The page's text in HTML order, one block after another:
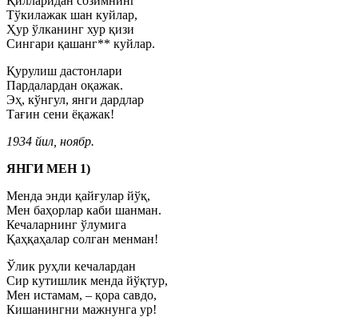
Тўкилажак шан куйлар,
Ҳур ўлканинг хур қизи
Сингари қашанг** куйлар.
Қурулиш дастонлари
Пардалардан оқажак.
Эҳ, кўнгул, янги дардлар
Тағин сени ёқажак!
1934 йил, ноябр.
ЯНГИ МЕН 1)
Менда энди қайғулар йўқ,
Мен баҳорлар каби шанман.
Кечаларнинг ўлумига
Қаҳқаҳалар солган менман!
Ўлик руҳли кечалардан
Сир кутишлик менда йўқтур,
Мен истамам, – қора савдо,
Кишанингни мажнунга ур!